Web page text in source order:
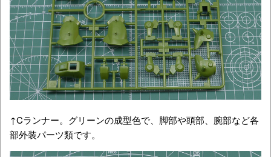
↑Cランナー。グリーンの成型色で、脚部や頭部、腕部など各
部外装パーツ類です。